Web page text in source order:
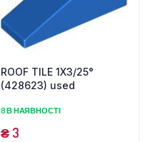
ROOF TILE 1X3/25°
(428623) used
8 В НАЯВНОСТІ
₴3